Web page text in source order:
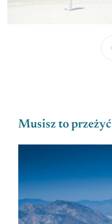
Musisz to przeżyć